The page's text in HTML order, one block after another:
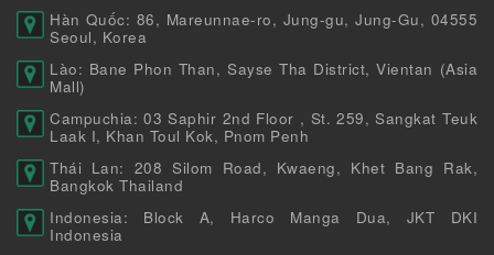
Hàn Quốc: 86, Mareunnae-ro, Jung-gu, Jung-Gu, 04555
Seoul, Korea
Lào: Bane Phon Than, Sayse Tha District, Vientan (Asia
Mall)
Campuchia: 03 Saphir 2nd Floor , St. 259, Sangkat Teuk
Laak I, Khan Toul Kok, Pnom Penh
Thái Lan: 208 Silom Road, Kwaeng, Khet Bang Rak,
Bangkok Thailand
Indonesia: Block A, Harco Manga Dua, JKT DKI
Indonesia